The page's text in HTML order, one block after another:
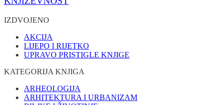
IZDVOJENO
AKCIJA
LIJEPO I RIJETKO
UPRAVO PRISTIGLE KNJIGE
KATEGORIJA KNJIGA
ARHEOLOGIJA
ARHITEKTURA I URBANIZAM